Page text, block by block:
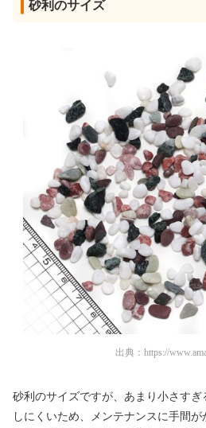
砂利のサイズ
出典： https://
砂利のサイズですが、あまり小さす
しにくいため、メンテナンスに手間